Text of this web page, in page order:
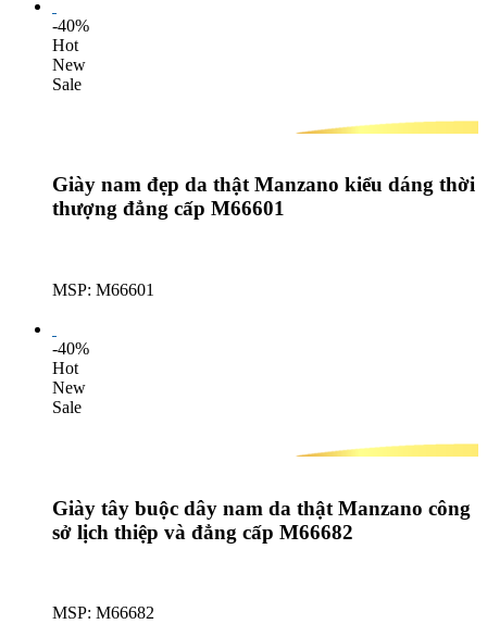
-40%
Hot
New
Sale
Giày nam đẹp da thật Manzano kiểu dáng thời
thượng đẳng cấp M66601
MSP: M66601
-40%
Hot
New
Sale
Giày tây buộc dây nam da thật Manzano công
sở lịch thiệp và đẳng cấp M66682
MSP: M66682